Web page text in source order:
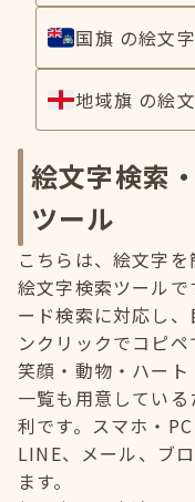
国旗 の絵文
地域旗 の絵
絵文字検索
ツール
こちらは、絵文字
絵文字検索ツール
ード検索に対応し
ンクリックでコピペ
笑顔・動物・ハー
一覧も用意してい
利です。スマホ・
LINE、メール、ブ
ます。